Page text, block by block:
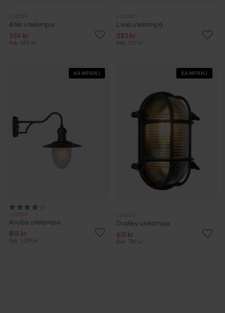
Atila utelampa
559 kr
Rek. 699 kr
Livia utelampa
583 kr
Rek. 729 kr
KAMPANJ
Aruba utelampa
815 kr
Rek. 1 019 kr
KAMPANJ
Dudley utelampa
631 kr
Rek. 789 kr